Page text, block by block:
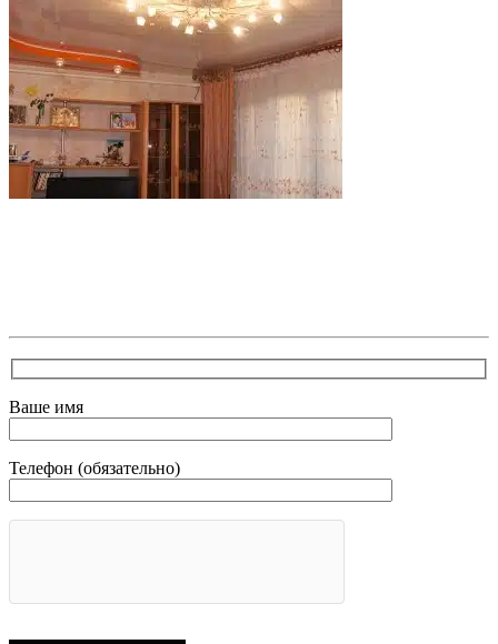
Ваше имя
Телефон (обязательно)